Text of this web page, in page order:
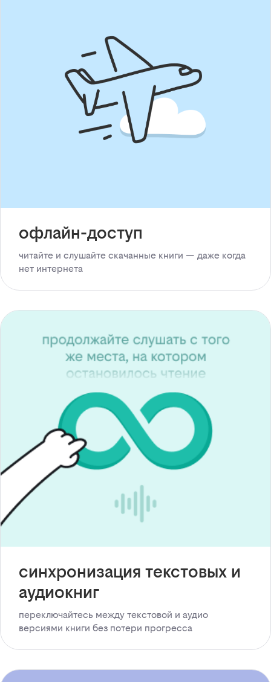
офлайн-доступ
читайте и слушайте скачанные книги — даже когда
нет интернета
синхронизация текстовых и
аудиокниг
переключайтесь между текстовой и аудио
версиями книги без потери прогресса